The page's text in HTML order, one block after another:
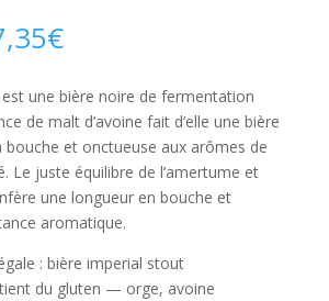
€
est une bière noire de fermentation
de malt d’avoine fait d’elle une bière
bouche et onctueuse aux arômes de
Le juste équilibre de l’amertume et
une longueur en bouche et
aromatique.
: bière imperial stout
du gluten — orge, avoine